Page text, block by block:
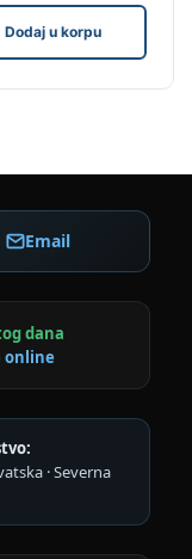
Dodaj u korpu
Email
dana
online
· Severna